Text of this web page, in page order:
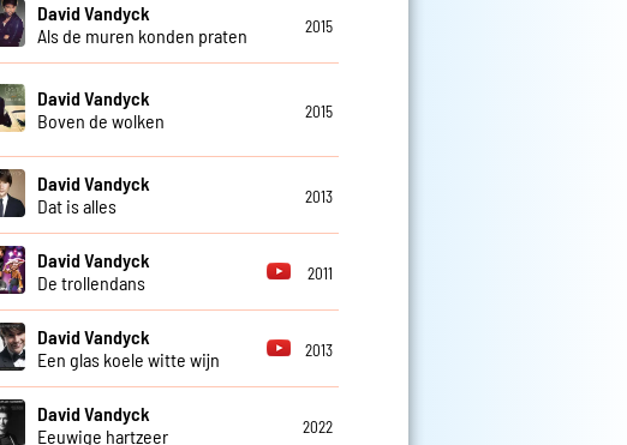
David Vandyck
Als de muren konden praten
2015
David Vandyck
Boven de wolken
2015
David Vandyck
Dat is alles
2013
David Vandyck
De trollendans
2011
David Vandyck
Een glas koele witte wijn
2013
David Vandyck
Eeuwige hartzeer
2022